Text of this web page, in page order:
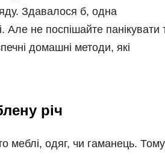
Здавалося б, одна
Але не поспішайте панікувати
домашні методи, які
річ
меблі, одяг, чи гаманець. Тому